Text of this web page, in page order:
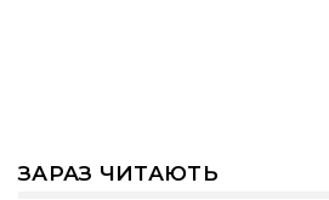
ЗАРАЗ ЧИТАЮТЬ